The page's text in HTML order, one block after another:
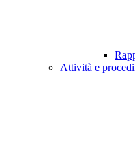
Attività e